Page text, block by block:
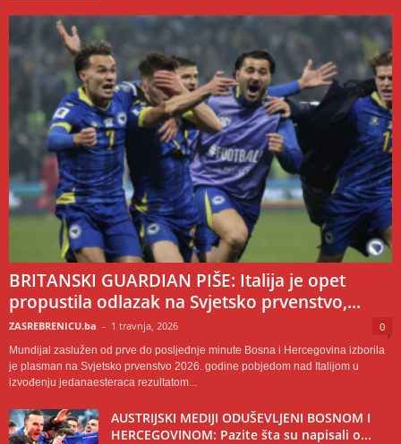
BRITANSKI GUARDIAN PIŠE: Italija je opet
propustila odlazak na Svjetsko prvenstvo,...
ZASREBRENICU.ba - 1 travnja, 2026 0
Mundijal zaslužen od prve do posljednje minute Bosna i Hercegovina izborila
je plasman na Svjetsko prvenstvo 2026. godine pobjedom nad Italijom u
izvođenju jedanaesteraca rezultatom...
AUSTRIJSKI MEDIJI ODUŠEVLJENI BOSNOM I
HERCEGOVINOM: Pazite šta su napisali o...